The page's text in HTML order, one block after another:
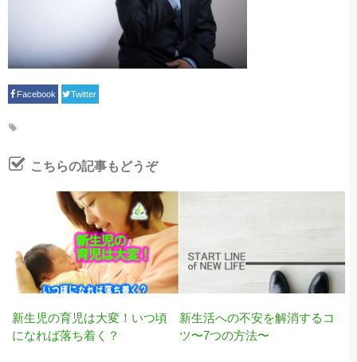
Facebook Twitter
こちらの記事もどうぞ
新生児の育児は大変！いつ頃
になれば落ち着く？
新生活への不安を解消するコ
ツ〜7つの方法〜